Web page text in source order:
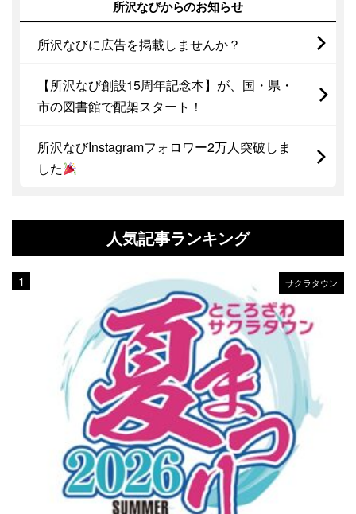
所沢なびからのお知らせ
所沢なびに広告を掲載しませんか？
【所沢なび創設15周年記念本】が、国・県・
市の図書館で配架スタート！
所沢なびInstagramフォロワー2万人突破しま
した
人気記事ランキング
サクラタウン